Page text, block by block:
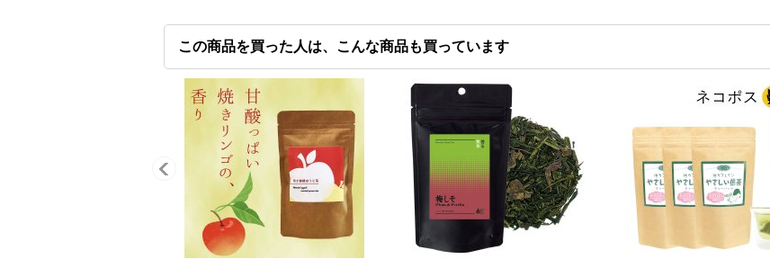
この商品を買った人は、こんな商品も買っています